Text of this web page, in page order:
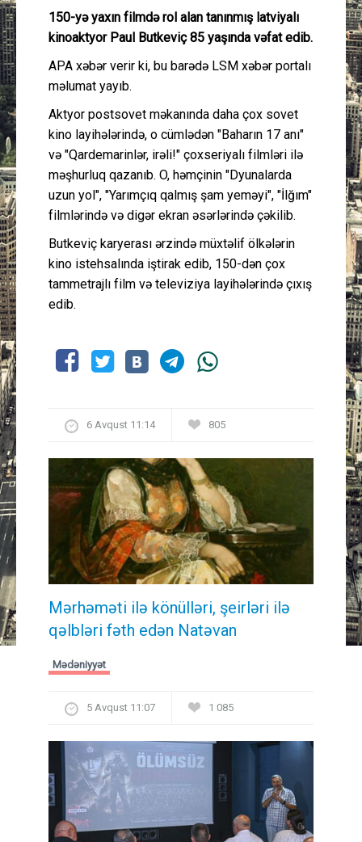
Gündəm
Cəmiyyət
150-yə yaxın filmdə rol alan tanınmış latviyalı
kinoaktyor Paul Butkeviç 85 yaşında vəfat edib.
APA xəbər verir ki, bu barədə LSM xəbər portalı
məlumat yayıb.
Aktyor postsovet məkanında daha çox sovet
kino layihələrində, o cümlədən "Baharın 17 anı"
və "Qardemarinlər, irəli!" çoxseriyalı filmləri ilə
məşhurluq qazanıb. O, həmçinin "Dyunalarda
uzun yol", "Yarımçıq qalmış şam yeməyi", "İlğım"
filmlərində və digər ekran əsərlərində çəkilib.
Butkeviç karyerası ərzində müxtəlif ölkələrin
kino istehsalında iştirak edib, 150-dən çox
tammetrajlı film və televiziya layihələrində çıxış
edib.
6 Avqust 11:14 805
Mərhəməti ilə könülləri, şeirləri ilə
qəlbləri fəth edən Natəvan
Mədəniyyət
5 Avqust 11:07 1 085